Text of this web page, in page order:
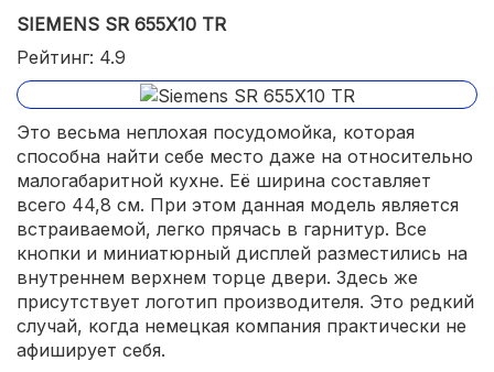
SIEMENS SR 655X10 TR
Рейтинг: 4.9
Это весьма неплохая посудомойка, которая
способна найти себе место даже на относительно
малогабаритной кухне. Её ширина составляет
всего 44,8 см. При этом данная модель является
встраиваемой, легко прячась в гарнитур. Все
кнопки и миниатюрный дисплей разместились на
внутреннем верхнем торце двери. Здесь же
присутствует логотип производителя. Это редкий
случай, когда немецкая компания практически не
афиширует себя.